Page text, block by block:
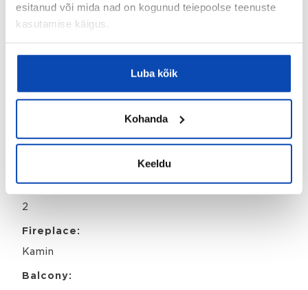
esitanud või mida nad on kogunud teiepoolse teenuste
kasutamise käigus.
Luba kõik
Kohanda
Keeldu
Overall condition:
Heas korras
Balcony:
Detailed information
Stove:
Number of toilets:
2
Fireplace:
Kamin
Balcony: